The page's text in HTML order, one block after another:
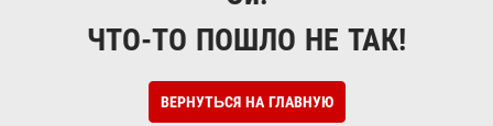
ЧТО-ТО ПОШЛО НЕ ТАК!
ВЕРНУТЬСЯ НА ГЛАВНУЮ